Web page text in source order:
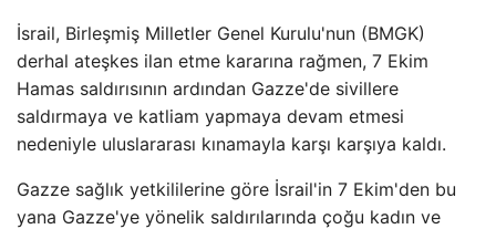
İsrail, Birleşmiş Milletler Genel Kurulu'nun (BMGK)
derhal ateşkes ilan etme kararına rağmen, 7 Ekim
Hamas saldırısının ardından Gazze'de sivillere
saldırmaya ve katliam yapmaya devam etmesi
nedeniyle uluslararası kınamayla karşı karşıya kaldı.
Gazze sağlık yetkililerine göre İsrail'in 7 Ekim'den bu
yana Gazze'ye yönelik saldırılarında çoğu kadın ve